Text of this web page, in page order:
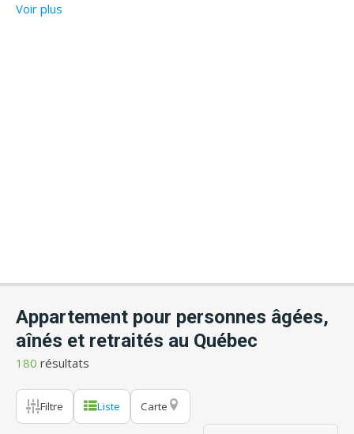
Voir plus
Appartement pour personnes âgées,
aînés et retraités au Québec
180 résultats
Filtre Liste Carte